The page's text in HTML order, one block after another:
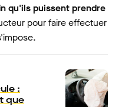
qu'ils puissent prendre
pour faire effectuer
:
que